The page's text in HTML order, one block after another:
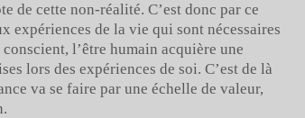
de cette non-réalité. C’est donc par ce
expériences de la vie qui sont nécessaires
l’être humain acquière une
lors des expériences de soi. C’est de là
va se faire par une échelle de valeur,